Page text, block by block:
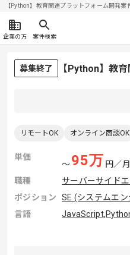
【Python】教育関連プラットフォーム開発
企業の方 案件検索
募集終了 【Python】教
リモートOK オンライン商談OK
単価
〜95万 円／月
職種
サーバーサイド
ポジション
SE (システムエ
言語
JavaScript,